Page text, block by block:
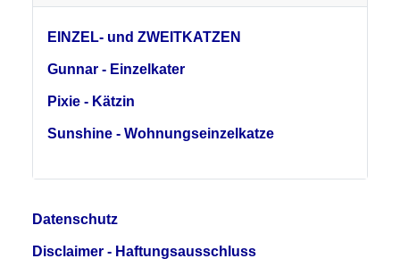
EINZEL- und ZWEITKATZEN
Gunnar - Einzelkater
Pixie - Kätzin
Sunshine - Wohnungseinzelkatze
Datenschutz
Disclaimer - Haftungsausschluss